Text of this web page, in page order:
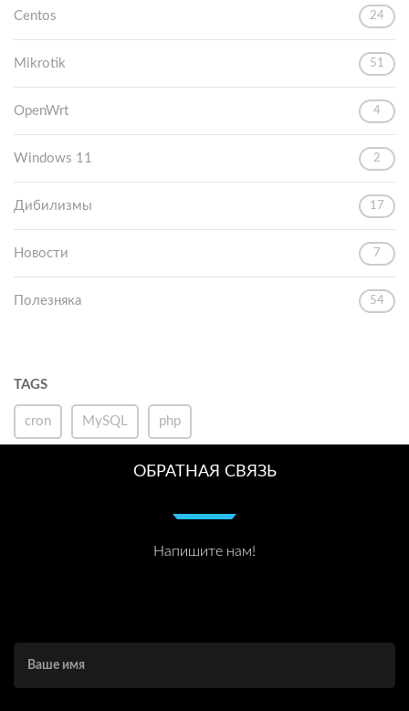
Centos 24
Mikrotik 51
OpenWrt 4
Windows 11 2
Дибилизмы 17
Новости 7
Полезняка 54
TAGS
cron MySQL php
ОБРАТНАЯ СВЯЗЬ
Напишите нам!